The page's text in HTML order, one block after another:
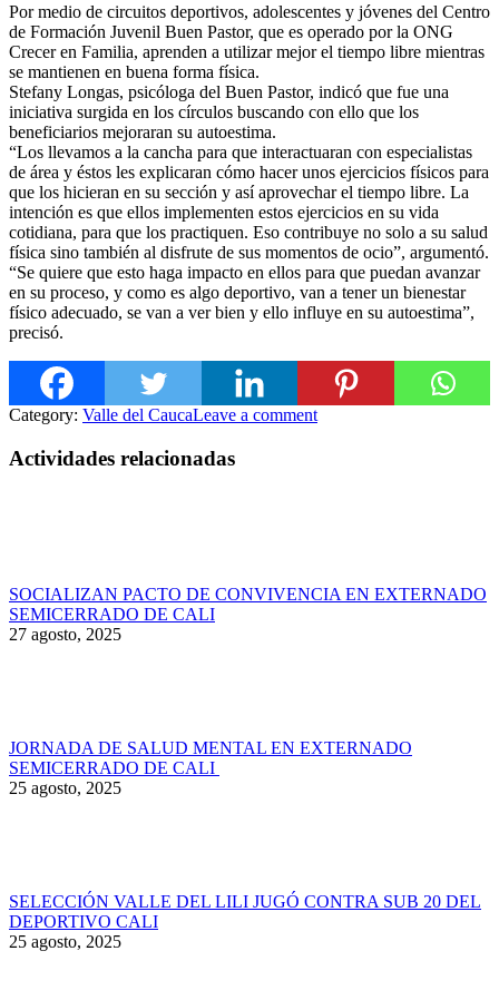
Por medio de circuitos deportivos, adolescentes y jóvenes del Centro
de Formación Juvenil Buen Pastor, que es operado por la ONG
Crecer en Familia, aprenden a utilizar mejor el tiempo libre mientras
se mantienen en buena forma física.
Stefany Longas, psicóloga del Buen Pastor, indicó que fue una
iniciativa surgida en los círculos buscando con ello que los
beneficiarios mejoraran su autoestima.
“Los llevamos a la cancha para que interactuaran con especialistas
de área y éstos les explicaran cómo hacer unos ejercicios físicos para
que los hicieran en su sección y así aprovechar el tiempo libre. La
intención es que ellos implementen estos ejercicios en su vida
cotidiana, para que los practiquen. Eso contribuye no solo a su salud
física sino también al disfrute de sus momentos de ocio”, argumentó.
“Se quiere que esto haga impacto en ellos para que puedan avanzar
en su proceso, y como es algo deportivo, van a tener un bienestar
físico adecuado, se van a ver bien y ello influye en su autoestima”,
precisó.
Category: Valle del CaucaLeave a comment
Actividades relacionadas
SOCIALIZAN PACTO DE CONVIVENCIA EN EXTERNADO
SEMICERRADO DE CALI
27 agosto, 2025
JORNADA DE SALUD MENTAL EN EXTERNADO
SEMICERRADO DE CALI
25 agosto, 2025
SELECCIÓN VALLE DEL LILI JUGÓ CONTRA SUB 20 DEL
DEPORTIVO CALI
25 agosto, 2025